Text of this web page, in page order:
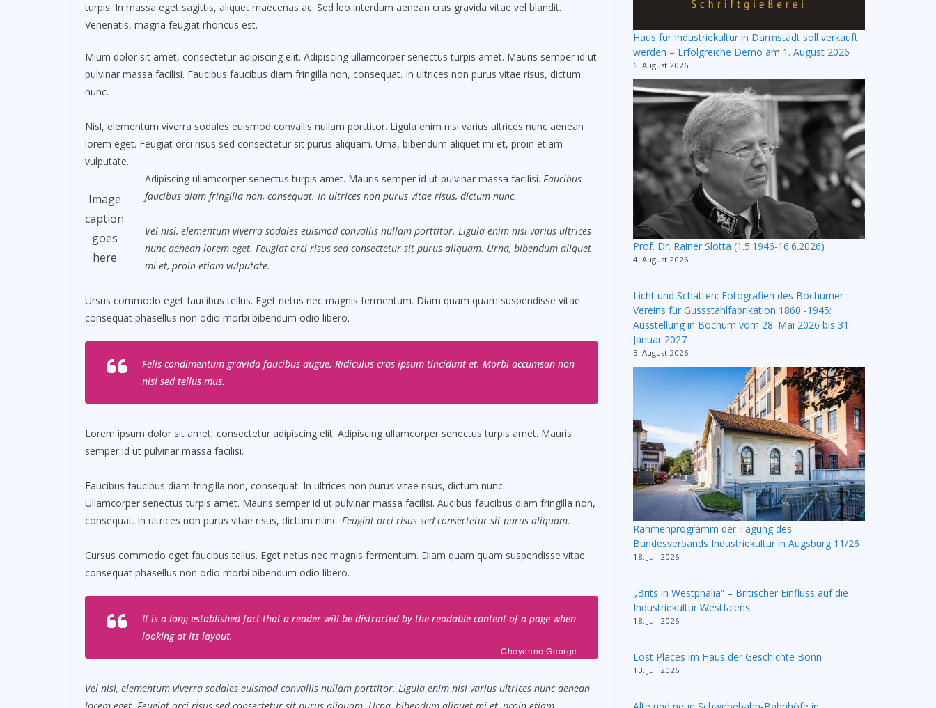
turpis. In massa eget sagittis, aliquet maecenas ac. Sed leo interdum aenean cras gravida vitae vel blandit.
Venenatis, magna feugiat rhoncus est.
Mium dolor sit amet, consectetur adipiscing elit. Adipiscing ullamcorper senectus turpis amet. Mauris semper id ut
pulvinar massa facilisi. Faucibus faucibus diam fringilla non, consequat. In ultrices non purus vitae risus, dictum
nunc.
Nisl, elementum viverra sodales euismod convallis nullam porttitor. Ligula enim nisi varius ultrices nunc aenean
lorem eget. Feugiat orci risus sed consectetur sit purus aliquam. Urna, bibendum aliquet mi et, proin etiam
vulputate.
Image
caption
goes
here
Adipiscing ullamcorper senectus turpis amet. Mauris semper id ut pulvinar massa facilisi. Faucibus
faucibus diam fringilla non, consequat. In ultrices non purus vitae risus, dictum nunc.
Vel nisl, elementum viverra sodales euismod convallis nullam porttitor. Ligula enim nisi varius ultrices
nunc aenean lorem eget. Feugiat orci risus sed consectetur sit purus aliquam. Urna, bibendum aliquet
mi et, proin etiam vulputate.
Ursus commodo eget faucibus tellus. Eget netus nec magnis fermentum. Diam quam quam suspendisse vitae
consequat phasellus non odio morbi bibendum odio libero.
Felis condimentum gravida faucibus augue. Ridiculus cras ipsum tincidunt et. Morbi accumsan non
nisi sed tellus mus.
Lorem ipsum dolor sit amet, consectetur adipiscing elit. Adipiscing ullamcorper senectus turpis amet. Mauris
semper id ut pulvinar massa facilisi.
Faucibus faucibus diam fringilla non, consequat. In ultrices non purus vitae risus, dictum nunc.
Ullamcorper senectus turpis amet. Mauris semper id ut pulvinar massa facilisi. Aucibus faucibus diam fringilla non,
consequat. In ultrices non purus vitae risus, dictum nunc. Feugiat orci risus sed consectetur sit purus aliquam.
Cursus commodo eget faucibus tellus. Eget netus nec magnis fermentum. Diam quam quam suspendisse vitae
consequat phasellus non odio morbi bibendum odio libero.
It is a long established fact that a reader will be distracted by the readable content of a page when
looking at its layout.
– Cheyenne George
Vel nisl, elementum viverra sodales euismod convallis nullam porttitor. Ligula enim nisi varius ultrices nunc aenean
Haus für Industriekultur in Darmstadt soll verkauft
werden – Erfolgreiche Demo am 1. August 2026
6. August 2026
Prof. Dr. Rainer Slotta (1.5.1946-16.6.2026)
4. August 2026
Licht und Schatten: Fotografien des Bochumer
Vereins für Gussstahlfabrikation 1860 -1945:
Ausstellung in Bochum vom 28. Mai 2026 bis 31.
Januar 2027
3. August 2026
Rahmenprogramm der Tagung des
Bundesverbands Industriekultur in Augsburg 11/26
18. Juli 2026
„Brits in Westphalia“ – Britischer Einfluss auf die
Industriekultur Westfalens
18. Juli 2026
Lost Places im Haus der Geschichte Bonn
13. Juli 2026